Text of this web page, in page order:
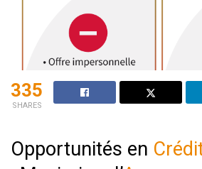
335
SHARES
Opportunités en